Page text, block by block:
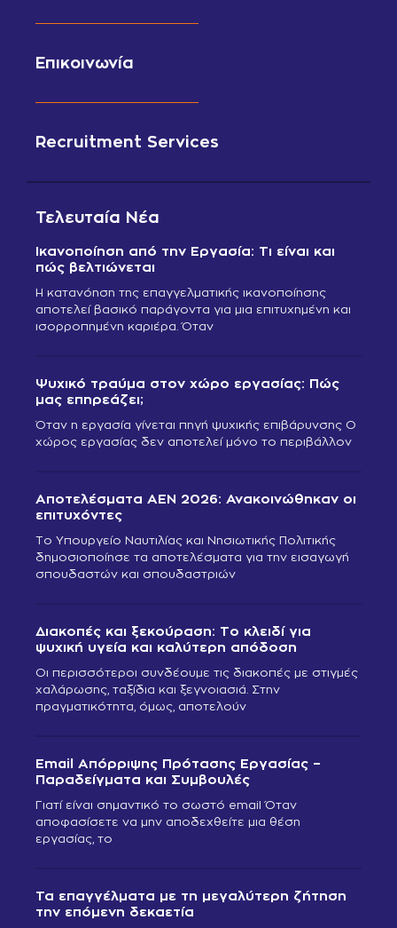
Επικοινωνία
Recruitment Services
Τελευταία Νέα
Ικανοποίηση από την Εργασία: Τι είναι και
πώς βελτιώνεται
Η κατανόηση της επαγγελματικής ικανοποίησης
αποτελεί βασικό παράγοντα για μια επιτυχημένη και
ισορροπημένη καριέρα. Όταν
Ψυχικό τραύμα στον χώρο εργασίας: Πώς
μας επηρεάζει;
Όταν η εργασία γίνεται πηγή ψυχικής επιβάρυνσης Ο
χώρος εργασίας δεν αποτελεί μόνο το περιβάλλον
Αποτελέσματα ΑΕΝ 2026: Ανακοινώθηκαν οι
επιτυχόντες
Το Υπουργείο Ναυτιλίας και Νησιωτικής Πολιτικής
δημοσιοποίησε τα αποτελέσματα για την εισαγωγή
σπουδαστών και σπουδαστριών
Διακοπές και ξεκούραση: Το κλειδί για
ψυχική υγεία και καλύτερη απόδοση
Οι περισσότεροι συνδέουμε τις διακοπές με στιγμές
χαλάρωσης, ταξίδια και ξεγνοιασιά. Στην
πραγματικότητα, όμως, αποτελούν
Email Απόρριψης Πρότασης Εργασίας –
Παραδείγματα και Συμβουλές
Γιατί είναι σημαντικό το σωστό email Όταν
αποφασίσετε να μην αποδεχθείτε μια θέση
εργασίας, το
Τα επαγγέλματα με τη μεγαλύτερη ζήτηση
την επόμενη δεκαετία